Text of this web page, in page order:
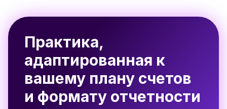
Практика,
адаптированная к
вашему плану счетов
и формату отчетности